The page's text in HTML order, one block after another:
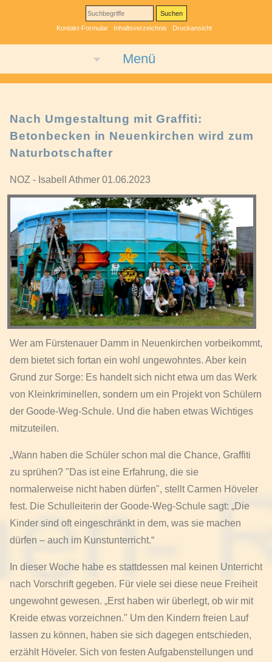
Kontakt-Formular Inhaltsverzeichnis Druckansicht
Menü
Nach Umgestaltung mit Graffiti:
Betonbecken in Neuenkirchen wird zum
Naturbotschafter
NOZ - Isabell Athmer 01.06.2023
Wer am Fürstenauer Damm in Neuenkirchen vorbeikommt,
dem bietet sich fortan ein wohl ungewohntes. Aber kein
Grund zur Sorge: Es handelt sich nicht etwa um das Werk
von Kleinkriminellen, sondern um ein Projekt von Schülern
der Goode-Weg-Schule. Und die haben etwas Wichtiges
mitzuteilen.
„Wann haben die Schüler schon mal die Chance, Graffiti
zu sprühen? "Das ist eine Erfahrung, die sie
normalerweise nicht haben dürfen", stellt Carmen Höveler
fest. Die Schulleiterin der Goode-Weg-Schule sagt: „Die
Kinder sind oft eingeschränkt in dem, was sie machen
dürfen – auch im Kunstunterricht.“
In dieser Woche habe es stattdessen mal keinen Unterricht
nach Vorschrift gegeben. Für viele sei diese neue Freiheit
ungewohnt gewesen. „Erst haben wir überlegt, ob wir mit
Kreide etwas vorzeichnen." Um den Kindern freien Lauf
lassen zu können, haben sie sich dagegen entschieden,
erzählt Höveler. Sich von festen Aufgabenstellungen und